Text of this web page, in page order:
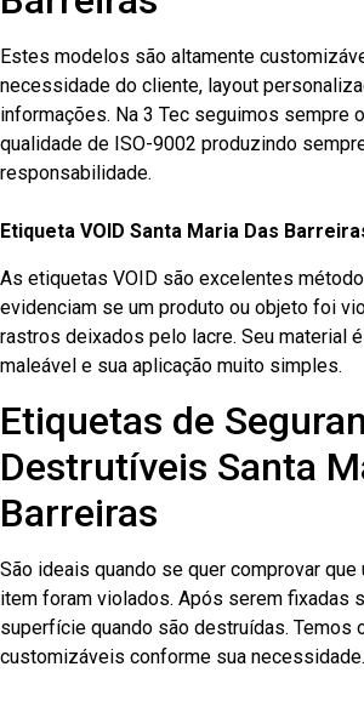
Estes modelos são altamente
necessidade do cliente, layout
informações. Na 3 Tec seguimos sempre
qualidade de ISO-9002 produzindo
responsabilidade.
Etiqueta VOID Santa Maria Das
As etiquetas VOID são excelentes
evidenciam se um produto ou objeto foi
rastros deixados pelo lacre. Seu material
maleável e sua aplicação muito simples.
Etiquetas de
Destrutíveis Santa
Barreiras
São ideais quando se quer comprovar que
item foram violados. Após serem fixadas
superfície quando são destruídas. Temos
customizáveis conforme sua